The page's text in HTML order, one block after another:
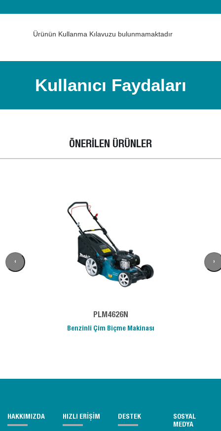
Ürünün Kullanma Kılavuzu bulunmamaktadır
Kullanıcı Faydaları
ÖNERİLEN ÜRÜNLER
PLM4626N
Benzinli Çim Biçme Makinası
‹ ›
HAKKIMIZDA HIZLI ERİŞİM DESTEK
SOSYAL
MEDYA